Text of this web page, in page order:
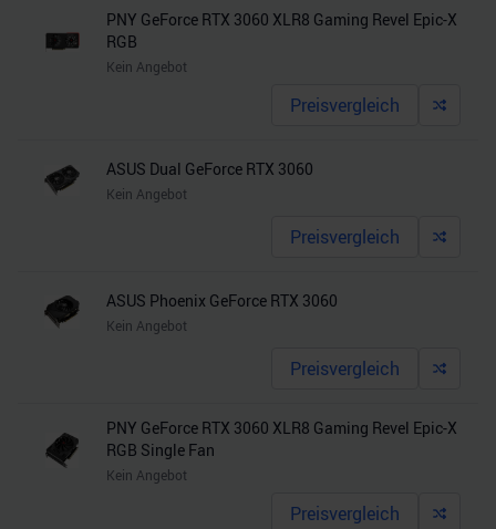
PNY GeForce RTX 3060 XLR8 Gaming Revel Epic-X
RGB
Kein Angebot
Preisvergleich
ASUS Dual GeForce RTX 3060
Kein Angebot
Preisvergleich
ASUS Phoenix GeForce RTX 3060
Kein Angebot
Preisvergleich
PNY GeForce RTX 3060 XLR8 Gaming Revel Epic-X
RGB Single Fan
Kein Angebot
Preisvergleich